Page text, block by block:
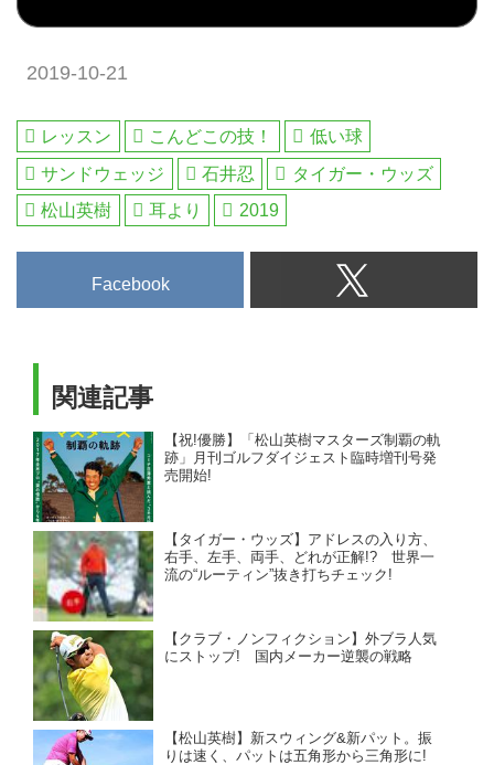
ッスンユーチューブが人気の三觜
喜一（みつはしよしかず）プロに
その性能について聞いた。
2019-10-21
レッスン こんどこの技！
低い球
サンドウェッジ
石井忍
タイガー・ウッズ
松山英樹
耳より 2019
Facebook
関連記事
【祝!優勝】「松山英樹マスターズ制覇の軌
跡」月刊ゴルフダイジェスト臨時増刊号発
売開始!
【タイガー・ウッズ】アドレスの入り方、
右手、左手、両手、どれが正解!? 世界一
流の“ルーティン”抜き打ちチェック!
【クラブ・ノンフィクション】外ブラ人気
にストップ! 国内メーカー逆襲の戦略
【松山英樹】新スウィング&新パット。振
りは速く、パットは五角形から三角形に!